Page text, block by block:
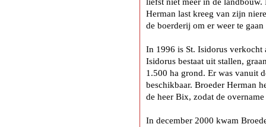
Herman last kreeg van zijn
de boerderij om er weer te
In 1996 is St. Isidorus verkocht
Isidorus bestaat uit stallen,
1.500 ha grond. Er was vanuit
beschikbaar. Broeder Herman
de heer Bix, zodat de
In december 2000 kwam